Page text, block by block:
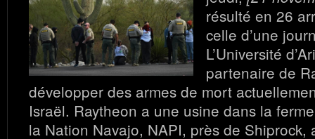
résulté en 26
celle d’une
L’Université
partenaire de
développer des armes de mort
Israël. Raytheon a une usine dans la
la Nation Navajo, NAPI, près de Shiprock,